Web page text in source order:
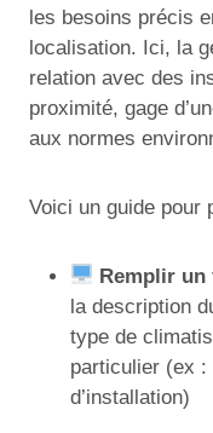
les besoins précis
localisation. Ici, la
relation avec des
proximité, gage
aux normes
Voici un guide pour
Remplir
la description
type de
particulier (ex :
d’installation)